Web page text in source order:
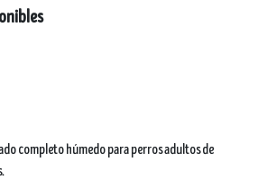
completo húmedo para perros adultos de